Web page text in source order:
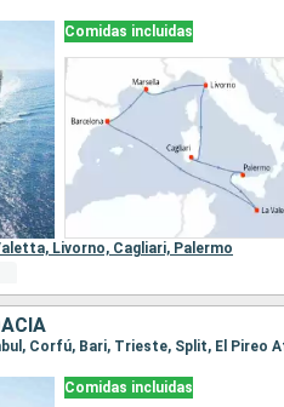
Comidas incluidas
Livorno, Cagliari, Palermo
Corfú, Bari, Trieste, Split, El Pireo
Comidas incluidas